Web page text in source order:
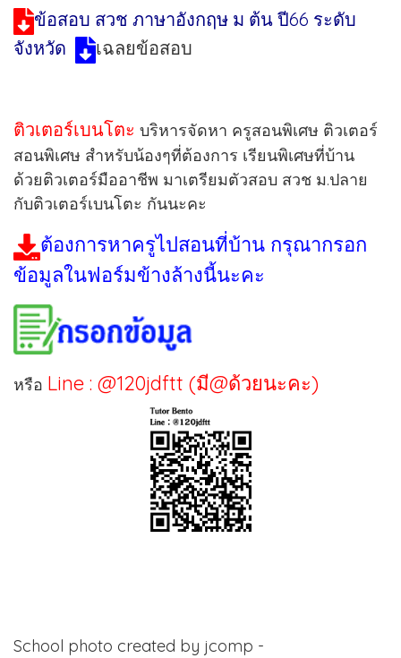
ข้อสอบ สวช ภาษาอังกฤษ ม ต้น ปี66 ระดับ
จังหวัด
เฉลยข้อสอบ
ติวเตอร์เบนโตะ บริหารจัดหา ครูสอนพิเศษ ติวเตอร์
สอนพิเศษ สำหรับน้องๆที่ต้องการ เรียนพิเศษที่บ้าน
ด้วยติวเตอร์มืออาชีพ มาเตรียมตัวสอบ สวช ม.ปลาย
กับติวเตอร์เบนโตะ กันนะคะ
ต้องการหาครูไปสอนที่บ้าน กรุณากรอก
ข้อมูลในฟอร์มข้างล้างนี้นะคะ
หรือ Line : @120jdftt (มี@ด้วยนะคะ)
School photo created by jcomp -